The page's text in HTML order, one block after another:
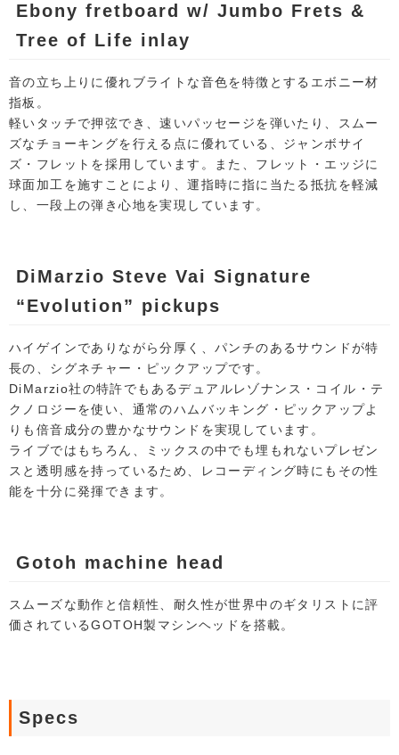
Ebony fretboard w/ Jumbo Frets &
Tree of Life inlay
音の立ち上りに優れブライトな音色を特徴とするエボニー材
指板。
軽いタッチで押弦でき、速いパッセージを弾いたり、スムー
ズなチョーキングを行える点に優れている、ジャンボサイ
ズ・フレットを採用しています。また、フレット・エッジに
球面加工を施すことにより、運指時に指に当たる抵抗を軽減
し、一段上の弾き心地を実現しています。
DiMarzio Steve Vai Signature
“Evolution” pickups
ハイゲインでありながら分厚く、パンチのあるサウンドが特
長の、シグネチャー・ピックアップです。
DiMarzio社の特許でもあるデュアルレゾナンス・コイル・テ
クノロジーを使い、通常のハムバッキング・ピックアップよ
りも倍音成分の豊かなサウンドを実現しています。
ライブではもちろん、ミックスの中でも埋もれないプレゼン
スと透明感を持っているため、レコーディング時にもその性
能を十分に発揮できます。
Gotoh machine head
スムーズな動作と信頼性、耐久性が世界中のギタリストに評
価されているGOTOH製マシンヘッドを搭載。
Specs